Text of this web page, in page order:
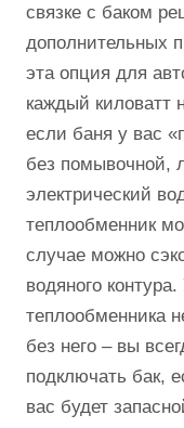
связке с баком
дополнительных
эта опция для
каждый киловатт
если баня у вас
без помывочной,
электрический
теплообменник
случае можно
водяного
теплообменника
без него – вы
подключать бак,
вас будет